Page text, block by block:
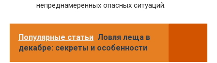
непреднамеренных опасных ситуаций.
Популярные статьи Ловля леща в
декабре: секреты и особенности